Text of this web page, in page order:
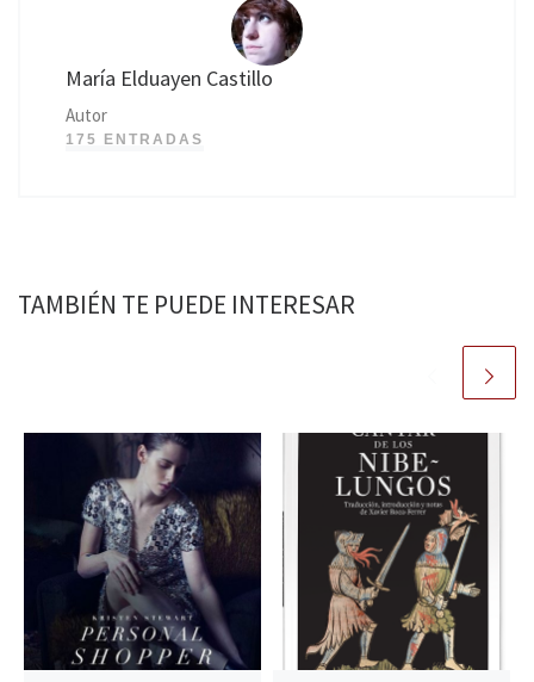
María Elduayen Castillo
Autor
175 ENTRADAS
TAMBIÉN TE PUEDE INTERESAR